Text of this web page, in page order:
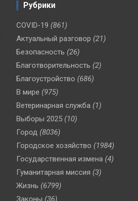
Рубрики
COVID-19 (861)
Актуальный разговор (21)
Безопасность (26)
Благотворительность (2)
Благоустройство (686)
В мире (975)
Ветеринарная служба (1)
Выборы 2025 (10)
Город (8036)
Городское хозяйство (1984)
Государственная измена (4)
Гуманитарная миссия (3)
Жизнь (6799)
Законы (36)